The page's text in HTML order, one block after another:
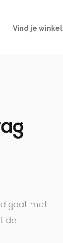
Vind je winkel
gaat met
de